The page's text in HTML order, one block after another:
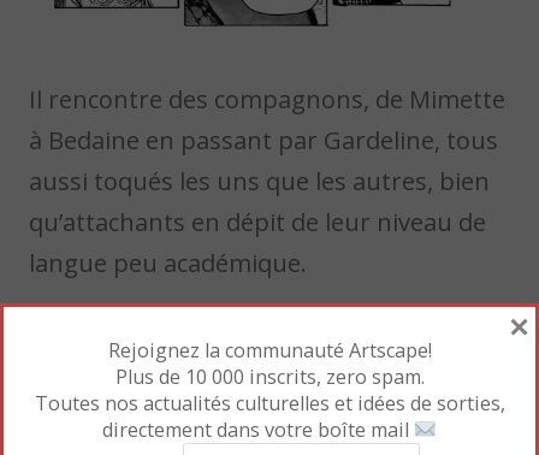
Il rencontre des compagnons, de Mimette
à Bedaine en passant par Gardeline, tous
aussi toqués les uns que les autres, bien
qu’attachants en dépit de leur niveau de
langue peu académique.
Rejoignez la communauté Artscape!
Plus de 10 000 inscrits, zero spam.
Toutes nos actualités culturelles et idées de sorties,
directement dans votre boîte mail
×